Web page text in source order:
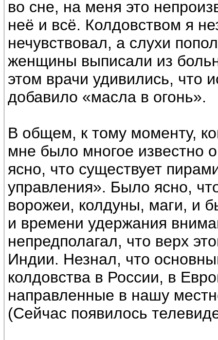
во сне, на меня это
неё и всё. Колдовством я
нечувствовал, а слухи
женщины выписали из
этом врачи удивились, что
добавило «масла в огонь».
В общем, к тому моменту,
мне было многое известно
ясно, что существует
управления». Было ясно,
ворожеи, колдуны, маги, и
и времени удержания
непредполагал, что верх
Индии. Незнал, что
колдовства в России, в
направленные в нашу
(Сейчас появилось